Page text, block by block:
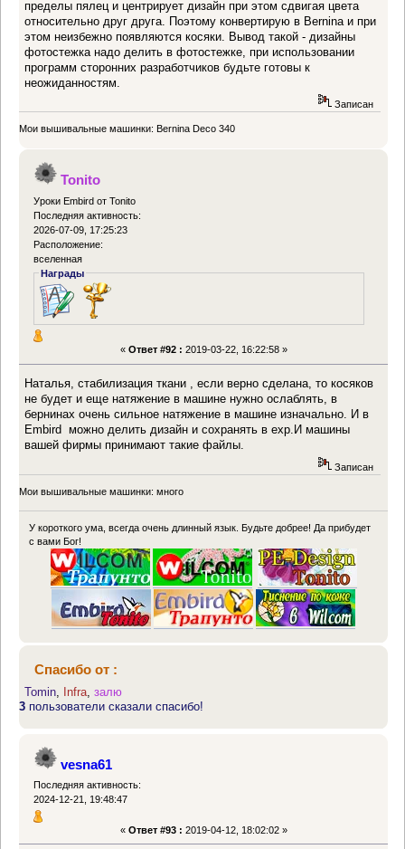
пределы пялец и центрирует дизайн при этом сдвигая цвета
относительно друг друга. Поэтому конвертирую в Bernina и при
этом неизбежно появляются косяки. Вывод такой - дизайны
фотостежка надо делить в фотостежке, при использовании
программ сторонних разработчиков будьте готовы к
неожиданностям.
Записан
Мои вышивальные машинки: Bernina Deco 340
Tonito
Уроки Embird от Tonito
Последняя активность:
2026-07-09, 17:25:23
Расположение:
вселенная
Награды
« Ответ #92 : 2019-03-22, 16:22:58 »
Наталья, стабилизация ткани , если верно сделана, то косяков
не будет и еще натяжение в машине нужно ослаблять, в
бернинах очень сильное натяжение в машине изначально. И в
Embird можно делить дизайн и сохранять в exp.И машины
вашей фирмы принимают такие файлы.
Записан
Мои вышивальные машинки: много
У короткого ума, всегда очень длинный язык. Будьте добрее! Да прибудет
с вами Бог!
Спасибо от :
Tomin Infra ,залю
3 пользователи сказали спасибо!
vesna61
Последняя активность:
2024-12-21, 19:48:47
« Ответ #93 : 2019-04-12, 18:02:02 »